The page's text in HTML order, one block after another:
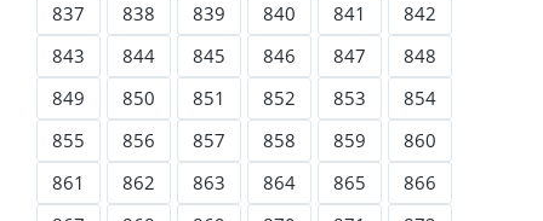
837
838 839 840 841
842
843
844 845 846 847
848
849
850 851 852 853
854
855
856 857 858 859
860
861
862 863 864 865
866